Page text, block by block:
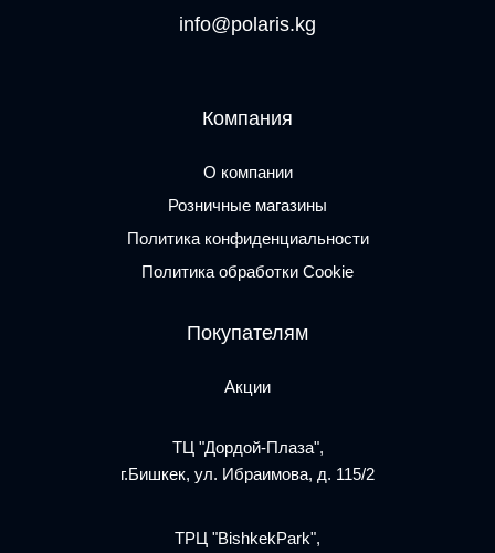
info@polaris.kg
Компания
О компании
Розничные магазины
Политика конфиденциальности
Политика обработки Cookie
Покупателям
Акции
ТЦ "Дордой-Плаза",
г.Бишкек, ул. Ибраимова, д. 115/2
ТРЦ "BishkekPark",